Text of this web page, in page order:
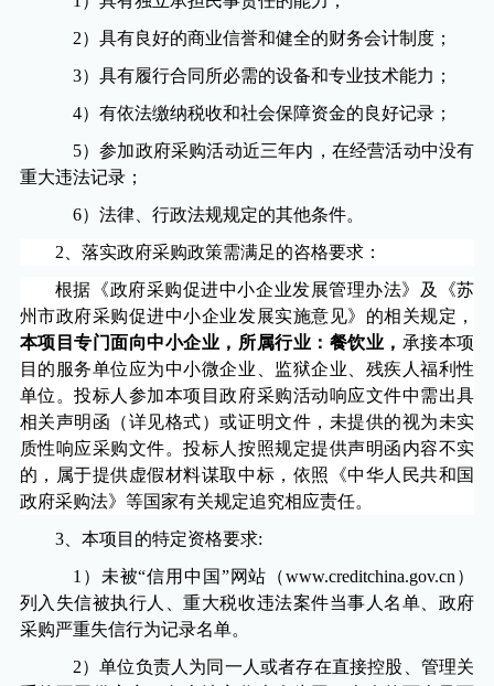
2）具有良好的商业信誉和健全的财务会计制度；
3）具有履行合同所必需的设备和专业技术能力；
4）有依法缴纳税收和社会保障资金的良好记录；
5）参加政府采购活动近三年内，在经营活动中没有
重大违法记录；
6）法律、行政法规规定的其他条件。
2 、落实政府采购政策需满足的咨格要求：
根据《政府采购促进中小企业发展管理办法》及《苏
州市政府采购促进中小企业发展实施意见》的相关规定，
本项目专门面向中小企业，所属行业：餐饮业， 承接本项
目的服务单位应为中小微企业、监狱企业、残疾人福利性
单位。投标人参加本项目政府采购活动响应文件中需出具
相关声明函（详见格式）或证明文件，未提供的视为未实
质性响应采购文件。投标人按照规定提供声明函内容不实
的，属于提供虚假材料谋取中标，依照《中华人民共和国
政府采购法》等国家有关规定追究相应责任。
3、本项目的特定资格要求:
1 ）未被“信用中国”网站（www.creditchina.gov.cn ）
列入失信被执行人、重大税收违法案件当事人名单、政府
采购严重失信行为记录名单。
2）单位负责人为同一人或者存在直接控股、管理关